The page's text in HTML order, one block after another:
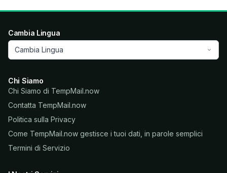
Cambia Lingua
Cambia Lingua
Chi Siamo
Chi Siamo di TempMail.now
Contatta TempMail.now
Politica sulla Privacy
Come TempMail.now gestisce i tuoi dati, in parole semplici
Termini di Servizio